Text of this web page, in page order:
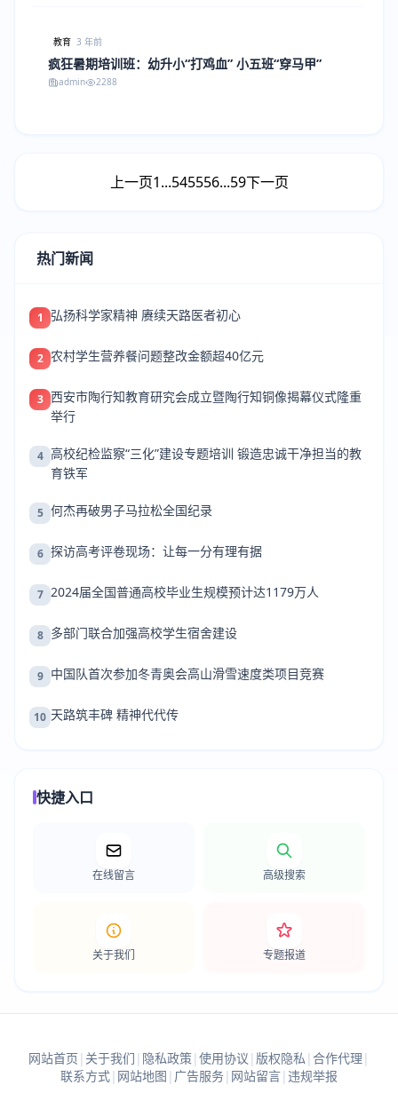
教育 3 年前
疯狂暑期培训班：幼升小“打鸡血” 小五班“穿马甲”
admin 2288
上一页1...545556...59下一页
热门新闻
1 弘扬科学家精神 赓续天路医者初心
2 农村学生营养餐问题整改金额超40亿元
3 西安市陶行知教育研究会成立暨陶行知铜像揭幕仪式隆重
举行
4 高校纪检监察“三化”建设专题培训 锻造忠诚干净担当的教
育铁军
5 何杰再破男子马拉松全国纪录
6 探访高考评卷现场：让每一分有理有据
7 2024届全国普通高校毕业生规模预计达1179万人
8 多部门联合加强高校学生宿舍建设
9 中国队首次参加冬青奥会高山滑雪速度类项目竞赛
10 天路筑丰碑 精神代代传
快捷入口
在线留言 高级搜索
关于我们 专题报道
网站首页 | 关于我们 | 隐私政策| 使用协议 | 版权隐私 | 合作代理 |
联系方式| 网站地图 | 广告服务| 网站留言| 违规举报